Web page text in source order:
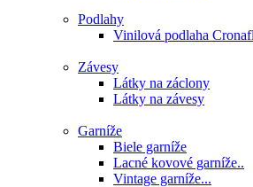
Podlahy
Vinilová podlaha
Závesy
Látky na záclony
Látky na závesy
Garníže
Biele garníže
Lacné kovové garníže..
Vintage garníže...